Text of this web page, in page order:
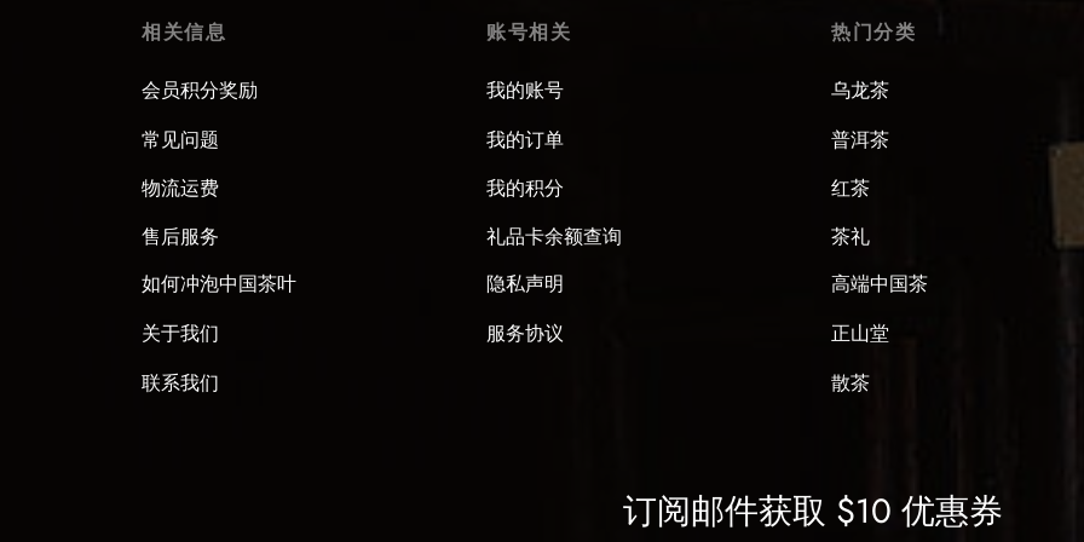
相关信息
会员积分奖励
常见问题
物流运费
售后服务
如何冲泡中国茶叶
关于我们
联系我们
账号相关
我的账号
我的订单
我的积分
礼品卡余额查询
隐私声明
服务协议
热门分类
乌龙茶
普洱茶
红茶
茶礼
高端中国茶
正山堂
散茶
订阅邮件获取 $10 优惠券